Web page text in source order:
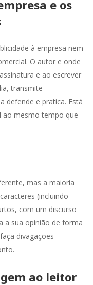
e os
à empresa nem
O autor e onde
e ao escrever
transmite
defende e pratica. Está
ao mesmo tempo que
mas a maioria
(incluindo
com um discurso
a sua opinião de forma
divagações
ao leitor